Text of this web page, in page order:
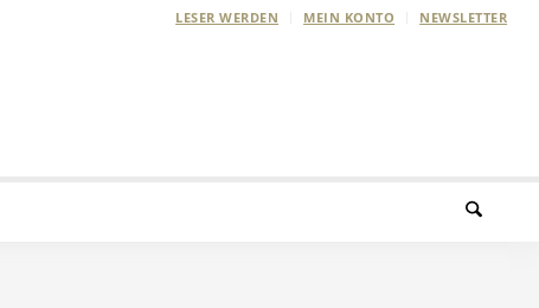
LESER WERDEN MEIN KONTO NEWSLETTER